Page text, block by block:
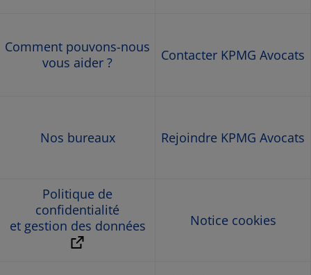
Comment pouvons-nous
vous aider ?
Contacter KPMG Avocats
Nos bureaux Rejoindre KPMG Avocats
Politique de
confidentialité
et gestion des données
Notice cookies